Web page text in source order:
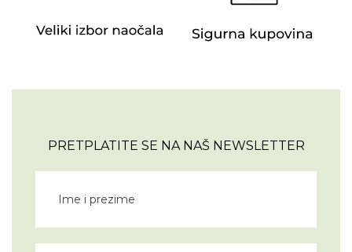
PRETPLATITE SE NA NAŠ NEWSLETTER